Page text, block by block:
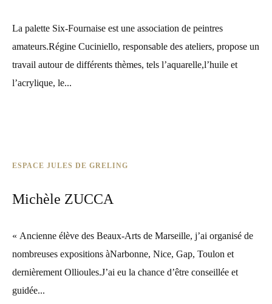
La palette Six-Fournaise est une association de peintres
amateurs.Régine Cuciniello, responsable des ateliers, propose un
travail autour de différents thèmes, tels l’aquarelle,l’huile et
l’acrylique, le...
ESPACE JULES DE GRELING
Michèle ZUCCA
« Ancienne élève des Beaux-Arts de Marseille, j’ai organisé de
nombreuses expositions àNarbonne, Nice, Gap, Toulon et
dernièrement Ollioules.J’ai eu la chance d’être conseillée et
guidée...